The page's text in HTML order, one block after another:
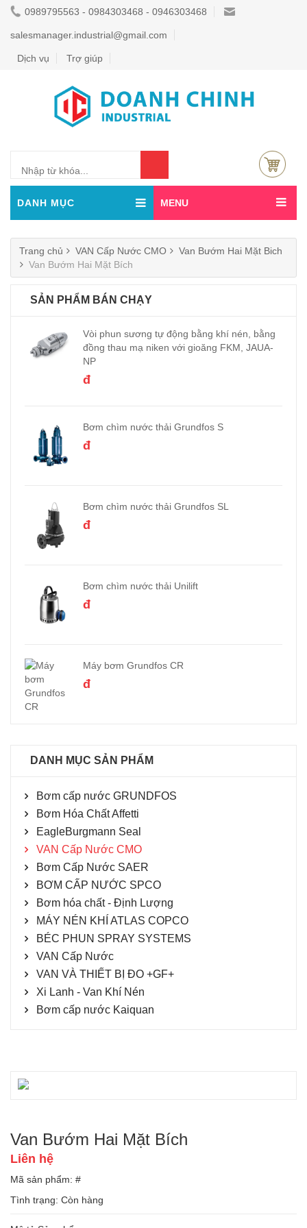
0989795563 - 0984303468 - 0946303468
salesmanager.industrial@gmail.com
Dịch vụ Trợ giúp
DANH MỤC MENU
Trang chủ VAN Cấp Nước CMO
Van Bướm Hai Mặt Bich
Van Bướm Hai Mặt Bích
SẢN PHẨM BÁN CHẠY
Vòi phun sương tự động bằng khí nén, bằng
đồng thau mạ niken với gioăng FKM, JAUA-
NP
đ
Bơm chìm nước thải Grundfos S
đ
Bơm chìm nước thải Grundfos SL
đ
Bơm chìm nước thải Unilift
đ
Máy bơm Grundfos CR
đ
DANH MỤC SẢN PHẨM
Bơm cấp nước GRUNDFOS
Bơm Hóa Chất Affetti
EagleBurgmann Seal
VAN Cấp Nước CMO
Bơm Cấp Nước SAER
BƠM CẤP NƯỚC SPCO
Bơm hóa chất - Định Lượng
MÁY NÉN KHÍ ATLAS COPCO
BÉC PHUN SPRAY SYSTEMS
VAN Cấp Nước
VAN VÀ THIẾT BỊ ĐO +GF+
Xi Lanh - Van Khí Nén
Bơm cấp nước Kaiquan
Van Bướm Hai Mặt Bích
Liên hệ
Mã sản phẩm: #
Tình trạng: Còn hàng